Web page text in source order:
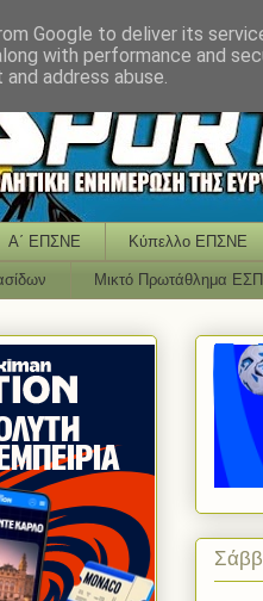
Α΄ ΕΠΣΝΕ Κύπελλο ΕΠΣΝΕ
Μικτό Πρωτάθλημα
Google to deliver its
with performance and
address abuse.